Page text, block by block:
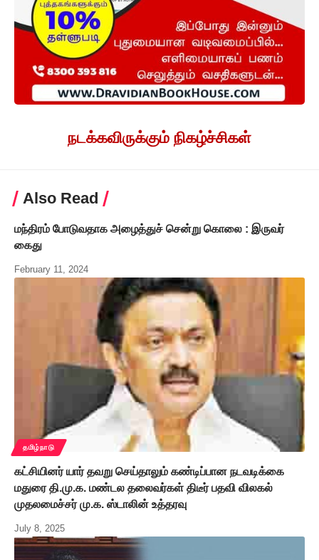
நடக்கவிருக்கும் நிகழ்ச்சிகள்
Also Read
மந்திரம் போடுவதாக அழைத்துச் சென்று கொலை : இருவர்
கைது
February 11, 2024
தமிழ்நாடு
கட்சியினர் யார் தவறு செய்தாலும் கண்டிப்பான நடவடிக்கை
மதுரை தி.மு.க. மண்டல தலைவர்கள் திடீர் பதவி விலகல்
முதலமைச்சர் மு.க. ஸ்டாலின் உத்தரவு
July 8, 2025